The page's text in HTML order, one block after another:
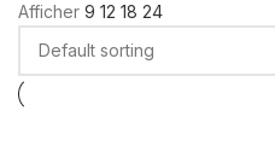
Afficher 9 12 18 24